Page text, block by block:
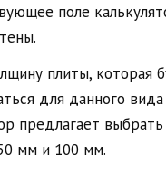
поле
плиты, которая
для данного
предлагает
мм и 100 мм.